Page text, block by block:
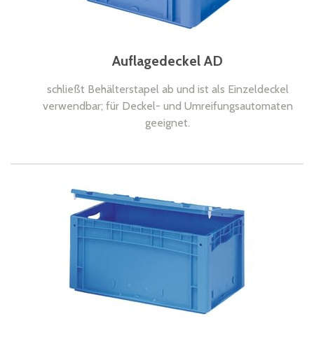
Auflagedeckel AD
schließt Behälterstapel ab und ist als Einzeldeckel
verwendbar; für Deckel- und Umreifungsautomaten
geeignet.